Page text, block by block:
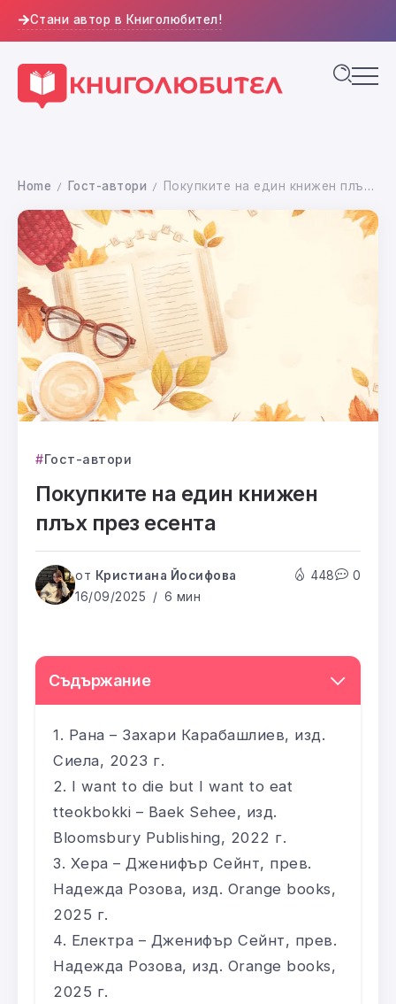
Стани автор в Книголюбител!
Home / Гост-автори / Покупките на един книжен плъх през есента
Гост-автори
Покупките на един книжен
плъх през есента
от Кристиана Йосифова
16/09/2025
6 мин
448 0
Съдържание
Рана – Захари Карабашлиев, изд.
Сиела, 2023 г.
I want to die but I want to eat
tteokbokki – Baek Sehee, изд.
Bloomsbury Publishing, 2022 г.
Хера – Дженифър Сейнт, прев.
Надежда Розова, изд. Orange books,
2025 г.
Електра – Дженифър Сейнт, прев.
Надежда Розова, изд. Orange books,
2025 г.